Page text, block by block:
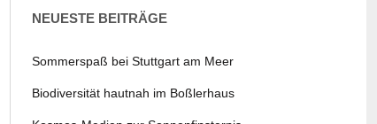
NEUESTE BEITRÄGE
Sommerspaß bei Stuttgart am Meer
Biodiversität hautnah im Boßlerhaus